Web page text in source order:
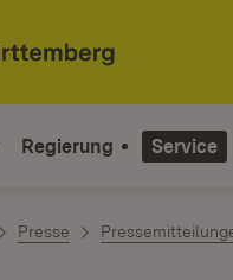
Regierung Service
Presse